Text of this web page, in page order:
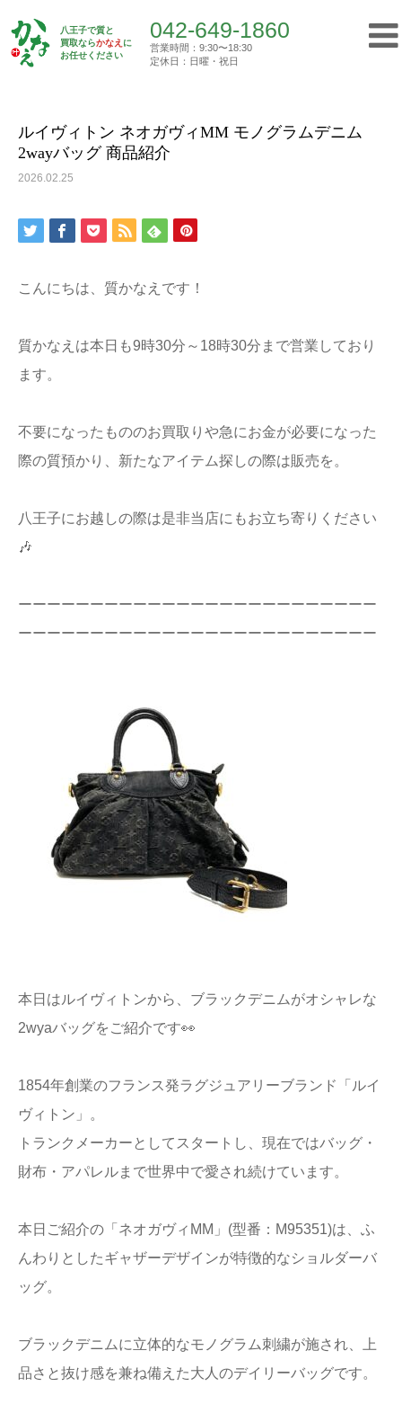
八王子で質と
買取ならかなえ に
お任せください
042-649-1860
営業時間：9:30〜18:30
定休日：日曜・祝日
Top 買取実績 ルイヴィトン ネオガヴィMM モノグラム…
ルイヴィトン ネオガヴィMM モノグラムデニム
2wayバッグ 商品紹介
2026.02.25
こんにちは、質かなえです！
質かなえは本日も9時30分～18時30分まで営業しており
ます。
不要になったもののお買取りや急にお金が必要になった
際の質預かり、新たなアイテム探しの際は販売を。
八王子にお越しの際は是非当店にもお立ち寄りください
🎶
ーーーーーーーーーーーーーーーーーーーーーーーーー
ーーーーーーーーーーーーーーーーーーーーーーーーー
本日はルイヴィトンから、ブラックデニムがオシャレな
2wyaバッグをご紹介です👀
1854年創業のフランス発ラグジュアリーブランド「ルイ
ヴィトン」。
トランクメーカーとしてスタートし、現在ではバッグ・
財布・アパレルまで世界中で愛され続けています。
本日ご紹介の「ネオガヴィMM」(型番：M95351)は、ふ
んわりとしたギャザーデザインが特徴的なショルダーバ
ッグ。
ブラックデニムに立体的なモノグラム刺繍が施され、上
品さと抜け感を兼ね備えた大人のデイリーバッグです。
トップ
プライバシー